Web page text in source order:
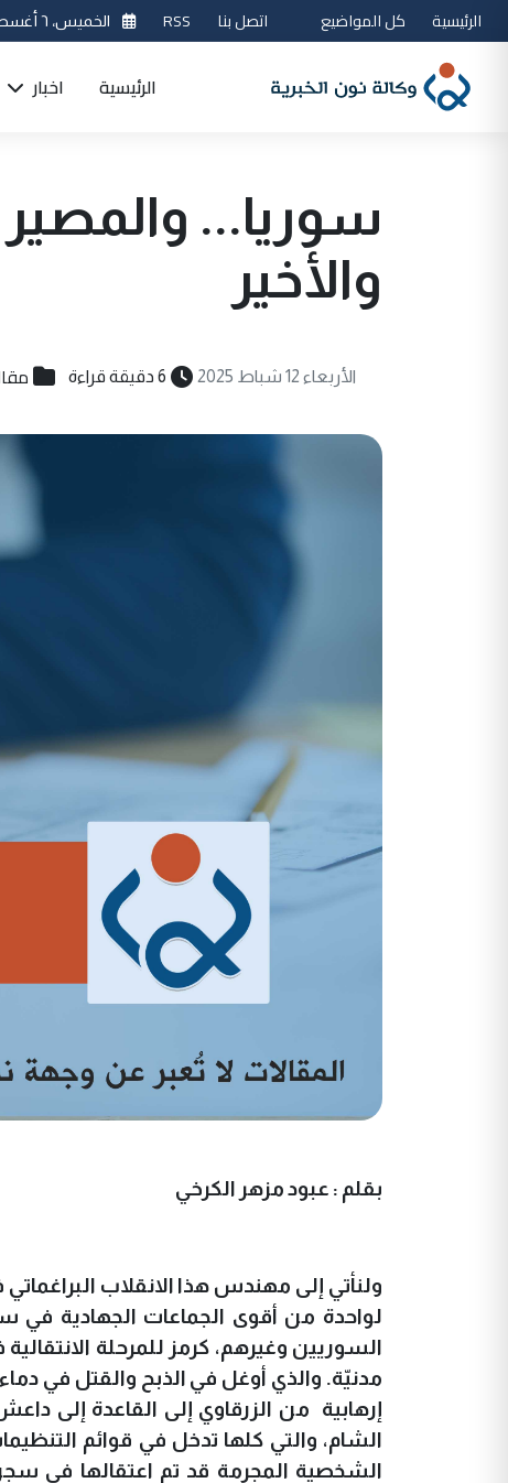
الرئيسية كل المواضيع اتصل بنا RSS الخميس، ٦ أغسطس 2026
الرئيسية اخبار
والأخير
الأربعاء 12 شباط 2025 6 دقيقة قراءة
بقلم : عبود مزهر الكرخي
ولنأتي إلى مهندس هذا الانقلاب
لواحدة من أقوى الجماعات الجهادية في
السوريين وغيرهم، كرمز للمرحلة
مدنيّة. والذي أوغل في الذبح والقتل في
إرهابية من الزرقاوي إلى القاعدة إلى
الشام، والتي كلها تدخل في قوائم
الشخصية المجرمة قد تم اعتقالها في